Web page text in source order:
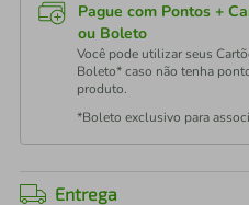
Pague com Pontos +
ou Boleto
Você pode utilizar seus
Boleto* caso não tenha
produto.
*Boleto exclusivo para
Entrega